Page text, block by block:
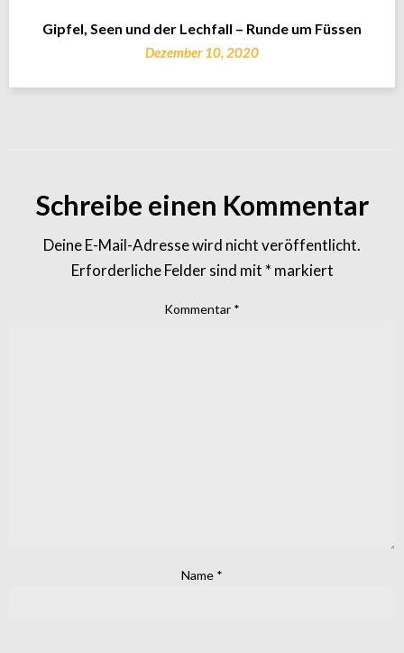
Gipfel, Seen und der Lechfall – Runde um Füssen
Dezember 10, 2020
Schreibe einen Kommentar
Deine E-Mail-Adresse wird nicht veröffentlicht.
Erforderliche Felder sind mit * markiert
Kommentar *
Name *